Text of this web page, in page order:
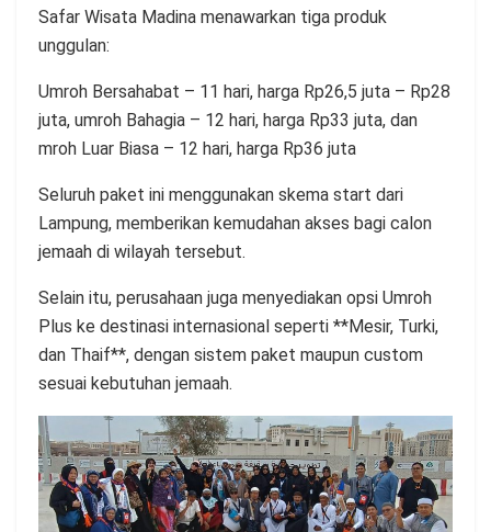
Safar Wisata Madina menawarkan tiga produk
unggulan:
Umroh Bersahabat – 11 hari, harga Rp26,5 juta – Rp28
juta, umroh Bahagia – 12 hari, harga Rp33 juta, dan
mroh Luar Biasa – 12 hari, harga Rp36 juta
Seluruh paket ini menggunakan skema start dari
Lampung, memberikan kemudahan akses bagi calon
jemaah di wilayah tersebut.
Selain itu, perusahaan juga menyediakan opsi Umroh
Plus ke destinasi internasional seperti **Mesir, Turki,
dan Thaif**, dengan sistem paket maupun custom
sesuai kebutuhan jemaah.